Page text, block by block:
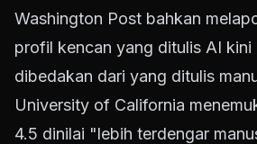
Washington Post bahkan
profil kencan yang ditulis AI kini
dibedakan dari yang ditulis
University of California
4.5 dinilai "lebih terdengar